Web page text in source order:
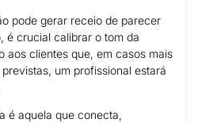
pode gerar receio de parecer
é crucial calibrar o tom da
aos clientes que, em casos mais
um profissional estará
é aquela que conecta,